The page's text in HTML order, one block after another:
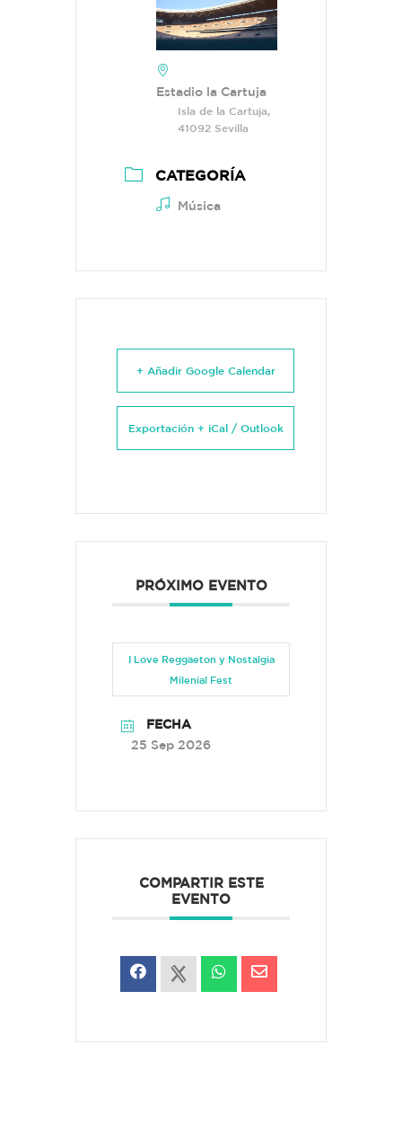
Estadio la Cartuja
Isla de la Cartuja,
41092 Sevilla
CATEGORÍA
Música
+ Añadir Google Calendar
Exportación + iCal / Outlook
PRÓXIMO EVENTO
I Love Reggaeton y Nostalgia
Milenial Fest
FECHA
25 Sep 2026
COMPARTIR ESTE
EVENTO